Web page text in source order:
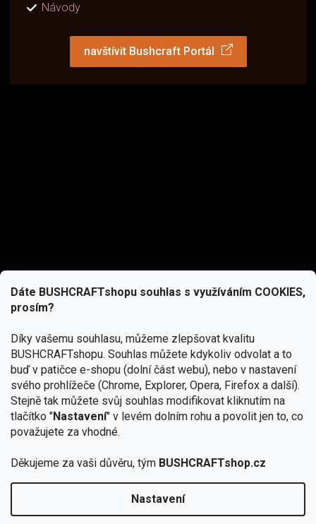
Dáte BUSHCRAFTshopu souhlas s využíváním COOKIES,
prosím?
Díky vašemu souhlasu, můžeme zlepšovat kvalitu
BUSHCRAFTshopu. Souhlas můžete kdykoliv odvolat a to
buď v patičce e-shopu (dolní část webu), nebo v nastavení
svého prohlížeče (Chrome, Explorer, Opera, Firefox a další).
Stejně tak můžete svůj souhlas modifikovat kliknutím na
tlačítko "Nastavení" v levém dolním rohu a povolit jen to, co
považujete za vhodné.
Děkujeme za vaši důvěru, tým BUSHCRAFTshop.cz
Nastavení
Návody
navštívit Bushcraft Portál
podmínkami ochrany osobních údajů
Copyright 2026BUSHCRAFTshop.cz. Všechna práva